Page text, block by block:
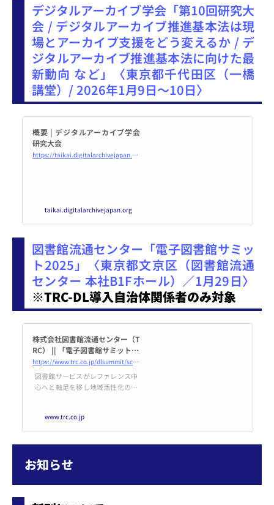
デジタルアーカイブ学会「第10回研究大
会 / デジタルアーカイブ推進基本法は現
場とアーカイブ支援をどう変えるか / デ
ジタルアーカイブ推進基本法に向けた最
新動向 など」〈東京都千代田区（一橋
講堂）/ 2026年1月9日～10日〉
概要 | デジタルアーカイブ学会
研究大会
https://taikai.digitalarchivejapan.org/10th/
taikai.digitalarchivejapan.org
図書館流通センター「電子図書館サミッ
ト2025」〈東京都文京区（図書館流通
センター 本社B1Fホール）／1月29日〉
※TRC-DL導入自治体関係者のみ対象
株式会社図書館流通センター（T
RC） || 「電子図書館サミット20
25」開催のご案内
https://www.trc.co.jp/dlsummit/schedule.php
図書館サービスがレファレンス中
心へと軸足を移し地域活性化の主
受託運営まで、トータルで図書館
サービスをご提案します。
www.trc.co.jp
お知らせ